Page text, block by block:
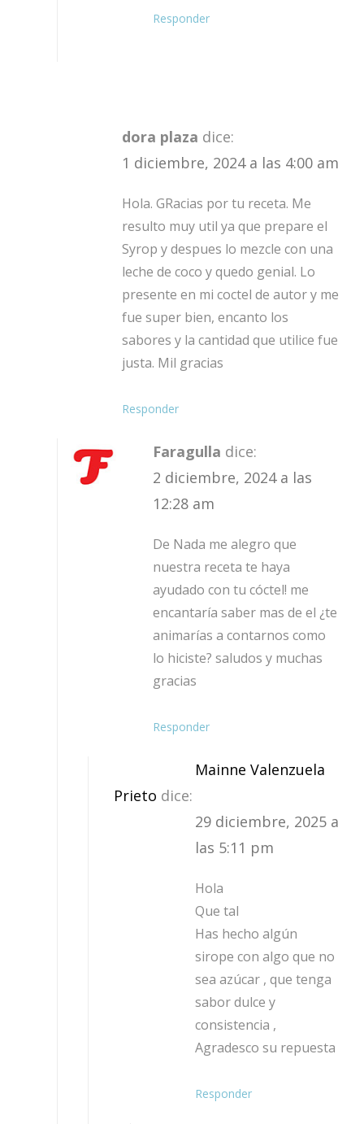
Responder
dora plaza dice:
1 diciembre, 2024 a las 4:00 am
Hola. GRacias por tu receta. Me
resulto muy util ya que prepare el
Syrop y despues lo mezcle con una
leche de coco y quedo genial. Lo
presente en mi coctel de autor y me
fue super bien, encanto los
sabores y la cantidad que utilice fue
justa. Mil gracias
Responder
Faragulla dice:
2 diciembre, 2024 a las
12:28 am
De Nada me alegro que
nuestra receta te haya
ayudado con tu cóctel! me
encantaría saber mas de el ¿te
animarías a contarnos como
lo hiciste? saludos y muchas
gracias
Responder
Mainne Valenzuela
Prieto dice:
29 diciembre, 2025 a
las 5:11 pm
Hola
Que tal
Has hecho algún
sirope con algo que no
sea azúcar , que tenga
sabor dulce y
consistencia ,
Agradesco su repuesta
Responder